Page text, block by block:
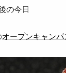
の今日
オープンキャンパ